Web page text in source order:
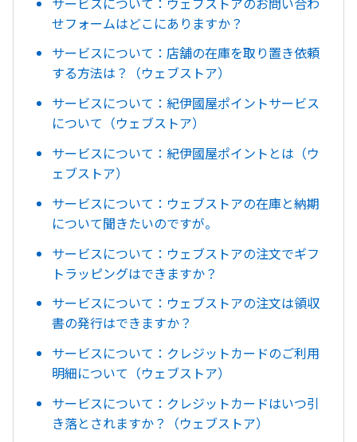
せフォームはどこにありますか？
サービスについて：店舗の在庫を取り置き依頼
する方法は？（ウェブストア）
サービスについて：紀伊國屋ポイントサービス
について（ウェブストア）
サービスについて：紀伊國屋ポイントとは（ウ
ェブストア）
サービスについて：ウェブストアの在庫と納期
について聞きたいのですが。
サービスについて：ウェブストアの注文でギフ
トラッピングはできますか？
サービスについて：ウェブストアの注文は領収
書の発行はできますか？
サービスについて：クレジットカードのご利用
明細について（ウェブストア）
サービスについて：クレジットカードはいつ引
き落とされますか？（ウェブストア）